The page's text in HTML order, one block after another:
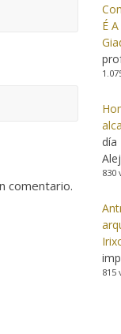
comentario.
É
día
830
815